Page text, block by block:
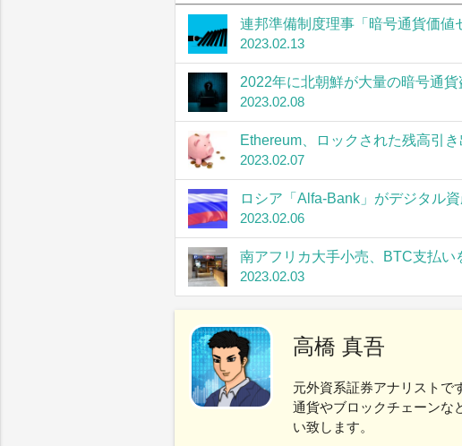
連邦準備制度理事「暗号通貨価値
2023.02.13
2022年に北朝鮮が大量の暗号通
2023.02.08
Ethereum、ロックされた残高引
2023.02.07
ロシア「Alfa-Bank」がデジタル
2023.02.06
南アフリカ大手小売、BTC支払い
2023.02.03
高橋 真吾
元外資系証券アナリストで
通貨やブロックチェーンな
い致します。